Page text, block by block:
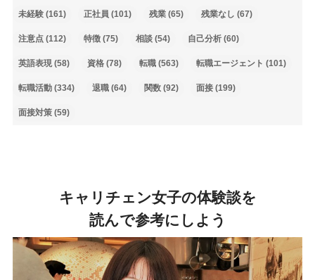
未経験(161) 正社員 (101) 残業(65) 残業なし (67)
注意点(112) 特徴(75) 相談(54) 自己分析(60)
英語表現(58) 資格(78) 転職(563) 転職エージェント (101)
転職活動(334) 退職(64) 関数(92) 面接(199)
面接対策(59)
キャリチェン女子の体験談を
読んで参考にしよう